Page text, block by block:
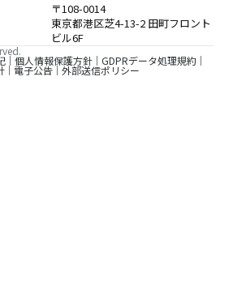
〒108-0014
東京都港区芝4-13-2 田町フロント
ビル6F
個人情報保護方針 GDPRデータ処理規約
電子公告 外部送信ポリシー